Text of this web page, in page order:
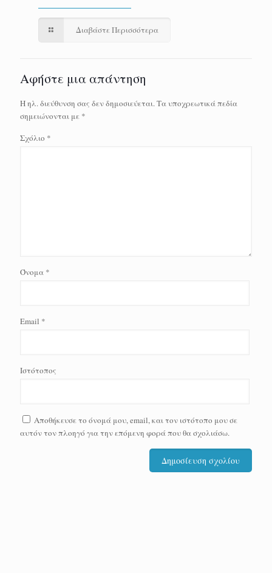
Διαβάστε Περισσότερα
Αφήστε μια απάντηση
Η ηλ. διεύθυνση σας δεν δημοσιεύεται.Τα υποχρεωτικά πεδία
σημειώνονται με *
Σχόλιο *
Όνομα *
Email *
Ιστότοπος
Αποθήκευσε το όνομά μου, email, και τον ιστότοπο μου σε
αυτόν τον πλοηγό για την επόμενη φορά που θα σχολιάσω.